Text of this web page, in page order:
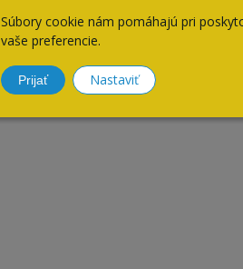
Súbory cookie nám pomáhajú pri
vaše preferencie.
Prijať Nastaviť